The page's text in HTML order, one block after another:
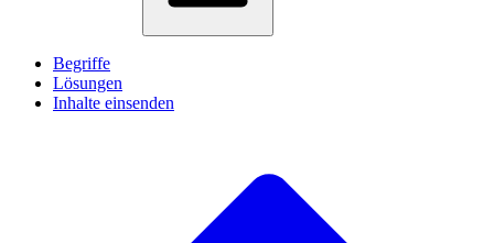
Begriffe
Lösungen
Inhalte einsenden